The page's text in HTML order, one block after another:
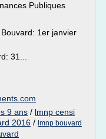
Publiques
1er janvier
31...
9 ans / lmnp censi
2016 / lmnp bouvard